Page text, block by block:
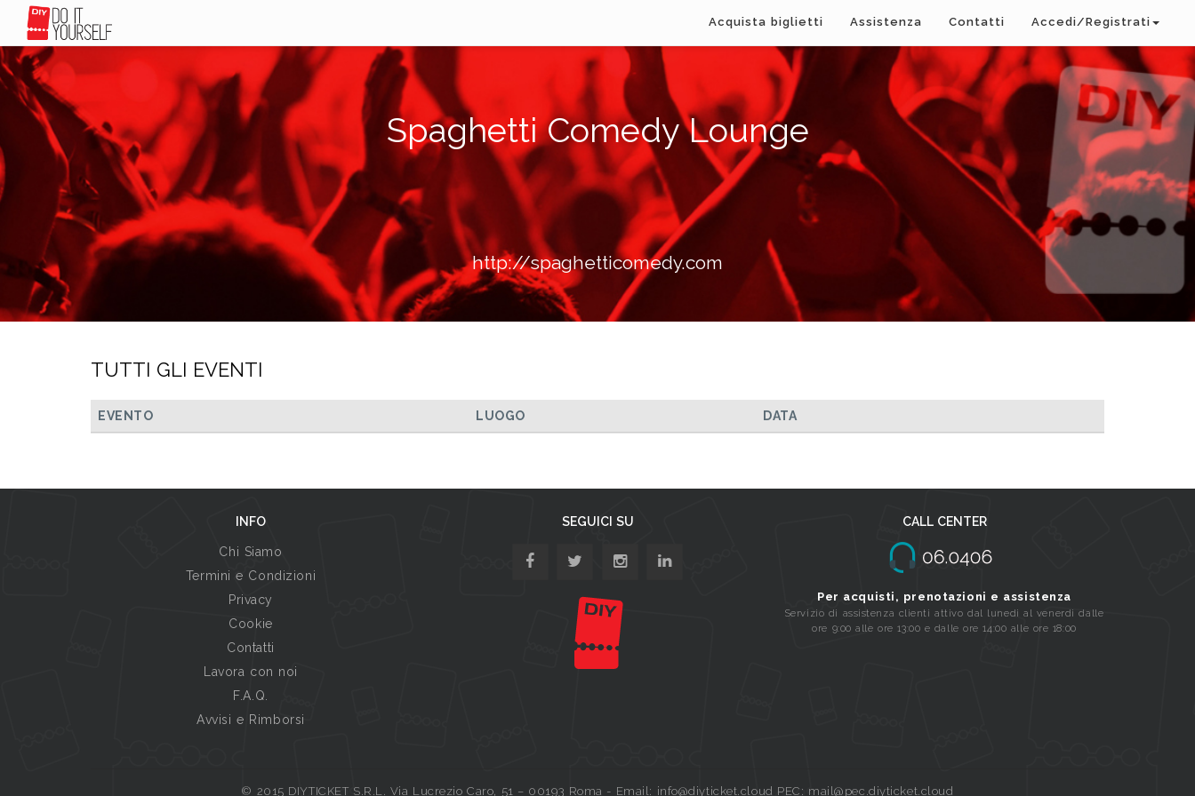
Acquista biglietti Assistenza Contatti Accedi/Registrati
Spaghetti Comedy Lounge
http://spaghetticomedy.com
TUTTI GLI EVENTI
EVENTO LUOGO DATA
INFO
Chi Siamo
Termini e Condizioni
Privacy
Cookie
Contatti
Lavora con noi
F.A.Q.
Avvisi e Rimborsi
SEGUICI SU CALL CENTER
Per acquisti, prenotazioni e assistenza
Servizio di assistenza clienti attivo dal lunedi al venerdi dalle
ore 9:00 alle ore 13:00 e dalle ore 14:00 alle ore 18:00
© 2015 DIYTICKET S.R.L. Via Lucrezio Caro, 51 – 00193 Roma - Email: info@diyticket.cloud PEC: mail@pec.diyticket.cloud